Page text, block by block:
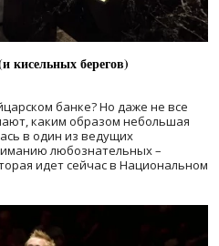
кисельных берегов)
банке? Но даже не все
каким образом небольшая
в один из ведущих
любознательных –
идет сейчас в Национальном